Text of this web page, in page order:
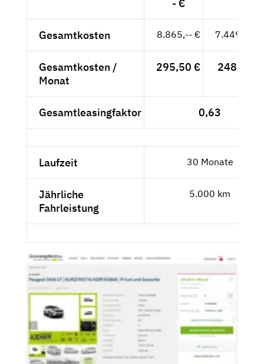
- €
Gesamtkosten 8.865,-- € 7.449,58 €
Gesamtkosten /
Monat
295,50 € 248,32 €
Gesamtleasingfaktor 0,63
Laufzeit 30 Monate
Jährliche
Fahrleistung
5.000 km